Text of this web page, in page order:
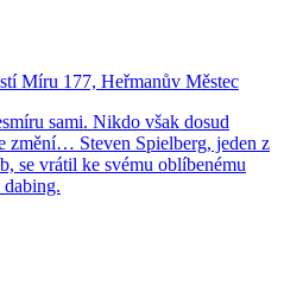
Míru 177, Heřmanův Městec
sami. Nikdo však dosud
změní… Steven Spielberg, jeden z
se vrátil ke svému oblíbenému